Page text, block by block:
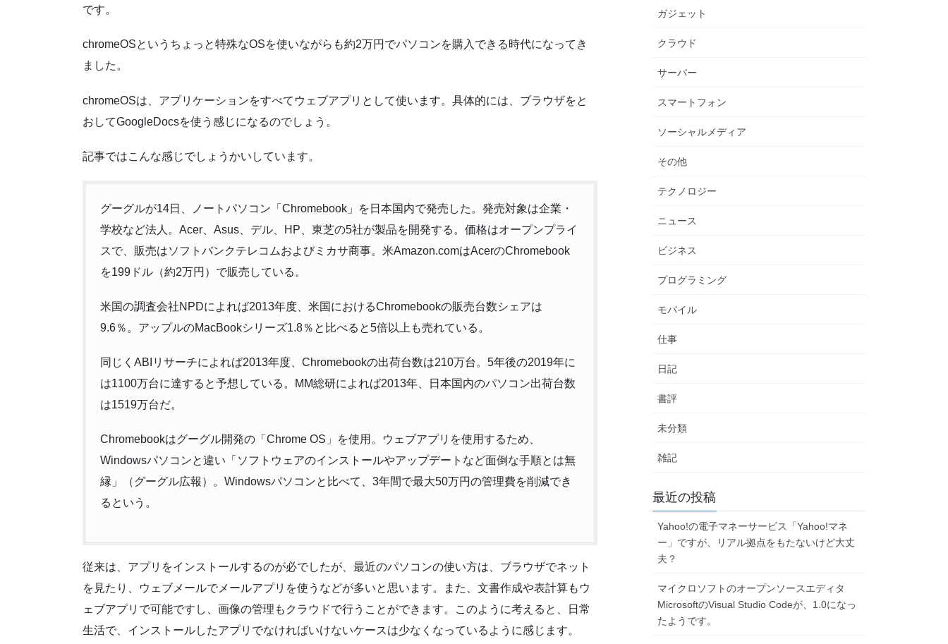
です。
chromeOSというちょっと特殊なOSを使いながらも約2万円でパソコンを購入できる時代になってき
ました。
chromeOSは、アプリケーションをすべてウェブアプリとして使います。具体的には、ブラウザをと
おしてGoogleDocsを使う感じになるのでしょう。
記事ではこんな感じでしょうかいしています。
グーグルが14日、ノートパソコン「Chromebook」を日本国内で発売した。発売対象は企業・
学校など法人。Acer、Asus、デル、HP、東芝の5社が製品を開発する。価格はオープンプライ
スで、販売はソフトバンクテレコムおよびミカサ商事。米Amazon.comはAcerのChromebook
を199ドル（約2万円）で販売している。
米国の調査会社NPDによれば2013年度、米国におけるChromebookの販売台数シェアは
9.6％。アップルのMacBookシリーズ1.8％と比べると5倍以上も売れている。
同じくABIリサーチによれば2013年度、Chromebookの出荷台数は210万台。5年後の2019年に
は1100万台に達すると予想している。MM総研によれば2013年、日本国内のパソコン出荷台数
は1519万台だ。
Chromebookはグーグル開発の「Chrome OS」を使用。ウェブアプリを使用するため、
Windowsパソコンと違い「ソフトウェアのインストールやアップデートなど面倒な手順とは無
縁」（グーグル広報）。Windowsパソコンと比べて、3年間で最大50万円の管理費を削減でき
るという。
従来は、アプリをインストールするのが必でしたが、最近のパソコンの使い方は、ブラウザでネット
を見たり、ウェブメールでメールアプリを使うなどが多いと思います。また、文書作成や表計算もウ
ェブアプリで可能ですし、画像の管理もクラウドで行うことができます。このように考えると、日常
生活で、インストールしたアプリでなければいけないケースは少なくなっているように感じます。
ガジェット
クラウド
サーバー
スマートフォン
ソーシャルメディア
その他
テクノロジー
ニュース
ビジネス
プログラミング
モバイル
仕事
日記
書評
未分類
雑記
最近の投稿
Yahoo!の電子マネーサービス「Yahoo!マネ
ー」ですが、リアル拠点をもたないけど大丈
夫？
マイクロソフトのオープンソースエディタ
MicrosoftのVisual Studio Codeが、1.0になっ
たようです。